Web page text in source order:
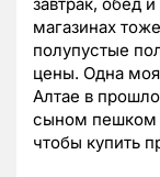
завтрак, обед
магазинах
полупустые
цены. Одна моя
Алтае в
сыном пешком
чтобы купить